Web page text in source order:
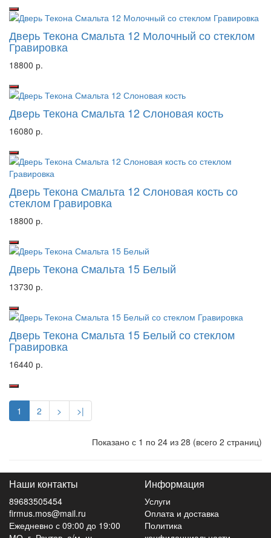
Дверь Текона Смальта 12 Молочный со стеклом
Гравировка
18800 р.
Дверь Текона Смальта 12 Слоновая кость
16080 р.
Дверь Текона Смальта 12 Слоновая кость со
стеклом Гравировка
18800 р.
Дверь Текона Смальта 15 Белый
13730 р.
Дверь Текона Смальта 15 Белый со стеклом
Гравировка
16440 р.
1 2 > >|
Показано с 1 по 24 из 28 (всего 2 страниц)
Наши контакты
89683505454
firmus.mos@mail.ru
Ежедневно с 09:00 до 19:00
Информация
Услуги
Оплата и доставка
Политика